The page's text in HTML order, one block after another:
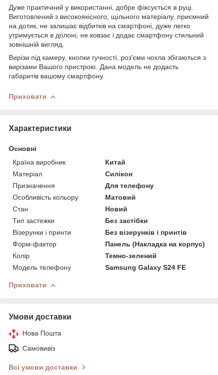
Дуже практичний у використанні, добре фіксується в руці.
Виготовлений з високоякісного, щільного матеріалу, приємний
на дотик, не залишає відбитків на смартфоні, дуже легко
утримується в долоні, не ковзає і додає смартфону стильний
зовнішній вигляд.
Вирізи під камеру, кнопки гучності, роз'єми чохла збігаються з
вирізами Вашого пристрою. Дана модель не додасть
габаритів вашому смартфону.
Приховати
Характеристики
Основні
Країна виробник
Китай
Матеріал
Силікон
Призначення
Для телефону
Особливість кольору
Матовий
Стан
Новий
Тип застежки
Без застібки
Візерунки і принти
Без візерунків і принтів
Форм-фактор
Панель (Накладка на корпус)
Колір
Темно-зелений
Модель телефону
Samsung Galaxy S24 FE
Приховати
Умови доставки
Нова Пошта
Самовивіз
Всі умови доставки